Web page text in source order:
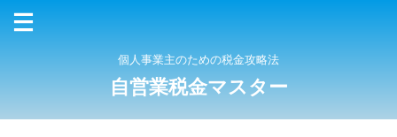
個人事業主のための税金攻略法
自営業税金マスター